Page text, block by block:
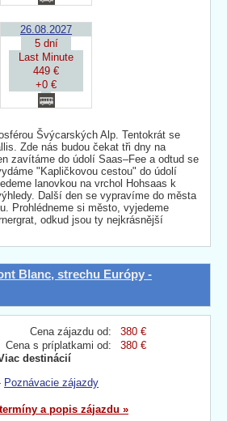
26.08.2027
5 dní
Last Minute
449 €
+0 €
Švýcarských Alp. Tentokrát se
Zde nás budou čekat tři dny na
zavítáme do údolí Saas–Fee a odtud se
"Kapličkovou cestou" do údolí
lanovkou na vrchol Hohsaas k
Další den se vypravíme do města
Prohlédneme si město, vyjedeme
odkud jsou ty nejkrásnější
Blanc, strechu Európy -
Cena zájazdu od:
380 €
Cena s príplatkami od:
380 €
destinácií
Poznávacie zájazdy
a popis zájazdu »